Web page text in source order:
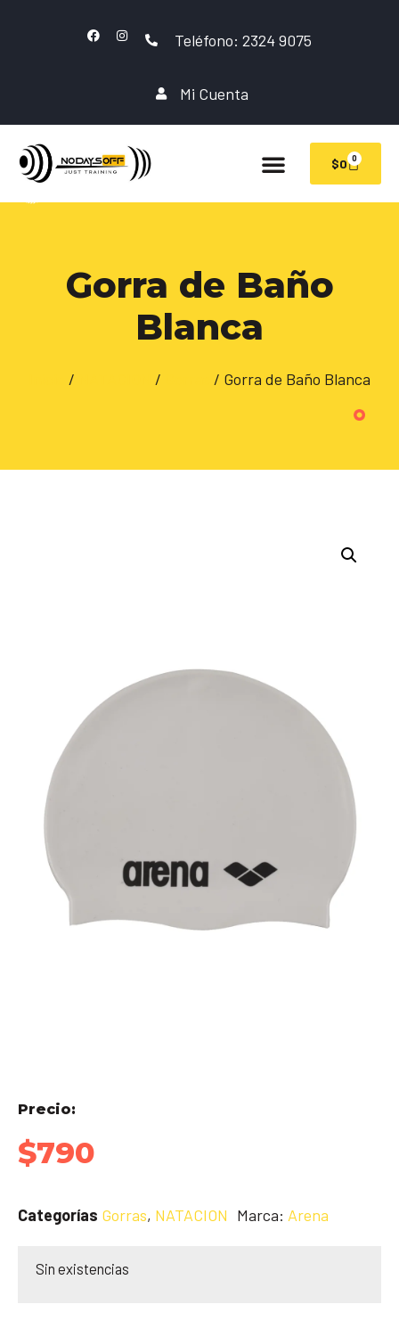
Teléfono: 2324 9075
Mi Cuenta
$0 0
Gorra de Baño
Blanca
/ / / Gorra de Baño Blanca
Precio:
$790
Categorías Gorras, NATACION Marca: Arena
Sin existencias